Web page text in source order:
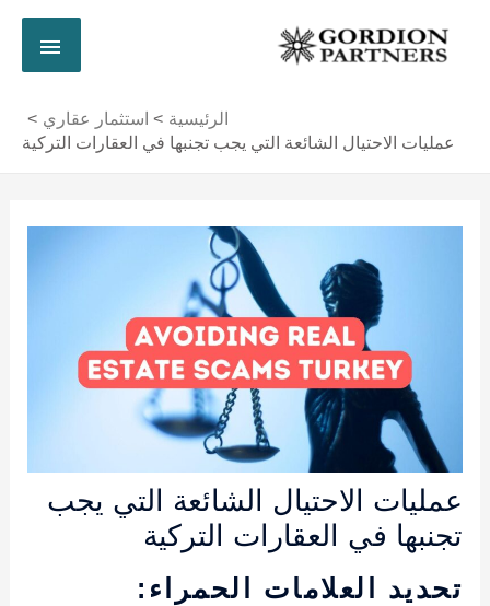
المحتوى
الرئيسية
استثمار عقاري
عمليات الاحتيال الشائعة التي يجب تجنبها في العقارات التركية
عمليات الاحتيال الشائعة التي يجب
تجنبها في العقارات التركية
تحديد العلامات الحمراء: